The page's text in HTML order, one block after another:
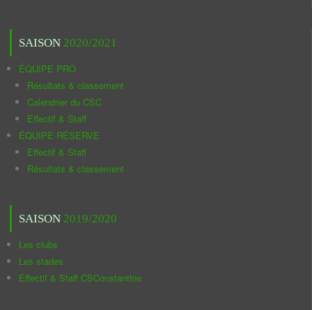
SAISON 2020/2021
ÉQUIPE PRO
Résultats & classement
Calendrier du CSC
Effectif & Staff
ÉQUIPE RÉSERVE
Effectif & Staff
Résultats & classement
SAISON 2019/2020
Les clubs
Les stades
Effectif & Staff CSConstantine